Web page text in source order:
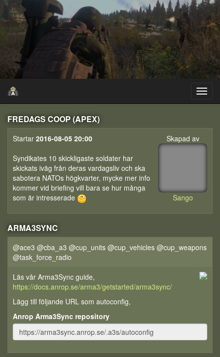
FREDAGS COOP (APEX)
Skapad av
Sango
Startar 2016-08-05 20:00
Syndikates 10 skickligaste soldater har
skickats iväg från deras vardagsliv och ska
sabotera NATOs högkvarter, mycke mer info
kommer vid briefing vill bara se hur många
som är intresserade
ARMA3SYNC
@ace3 @cba_a3 @cup_units @cup_vehicles @cup_weapons
@task_force_radio
Läs vår Arma3Sync guide,
https://docs.anrop.se/arma3/getstarted/arma3sync/
Lägg till följande URL som autoconfig,
Anrop Arma3Sync repository